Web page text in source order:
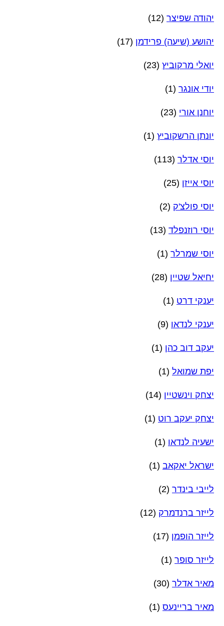
יהודה שפיצר (12)
יהושע (שיעה) פרידמן (17)
יואלי מרקוביץ (23)
יודי אונגר (1)
יוחנן אורי (23)
יונתן הרשקוביץ (1)
יוסי אדלר (113)
יוסי אייזן (25)
יוסי פולצ'ק (2)
יוסי רוזנפלד (13)
יוסי שמרלר (1)
יחיאל שטיין (28)
יענקי דרט (1)
יענקי לנדאו (9)
יעקב דוב כהן (1)
יפת שמואל (1)
יצחק וינשטיין (14)
יצחק יעקב רוט (1)
ישעיה לנדאו (1)
ישראל יאקאב (1)
לייבי בינדר (2)
לייזר ברנדמרק (12)
לייזר הופמן (17)
לייזר סופר (1)
מאיר אדלר (30)
מאיר בריינעס (1)